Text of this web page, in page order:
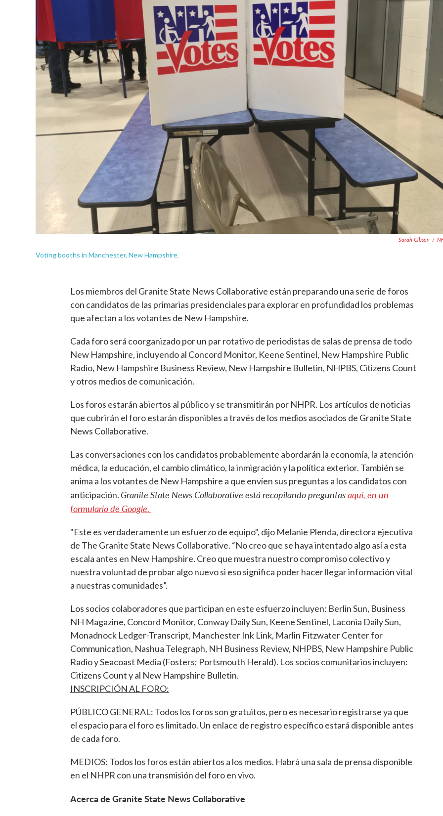
Sarah Gibson /
Voting booths in Manchester, New Hampshire.
Los miembros del Granite State News Collaborative están preparando una serie de foros
con candidatos de las primarias presidenciales para explorar en profundidad los problemas
que afectan a los votantes de New Hampshire.
Cada foro será coorganizado por un par rotativo de periodistas de salas de prensa de todo
New Hampshire, incluyendo al Concord Monitor, Keene Sentinel, New Hampshire Public
Radio, New Hampshire Business Review, New Hampshire Bulletin, NHPBS, Citizens Count
y otros medios de comunicación.
Los foros estarán abiertos al público y se transmitirán por NHPR. Los artículos de noticias
que cubrirán el foro estarán disponibles a través de los medios asociados de Granite State
News Collaborative.
Las conversaciones con los candidatos probablemente abordarán la economía, la atención
médica, la educación, el cambio climático, la inmigración y la política exterior. También se
anima a los votantes de New Hampshire a que envíen sus preguntas a los candidatos con
anticipación. Granite State News Collaborative está recopilando preguntasaquí, en un
formulario de Google.
"Este es verdaderamente un esfuerzo de equipo", dijo Melanie Plenda, directora ejecutiva
de The Granite State News Collaborative. “No creo que se haya intentado algo así a esta
escala antes en New Hampshire. Creo que muestra nuestro compromiso colectivo y
nuestra voluntad de probar algo nuevo si eso significa poder hacer llegar información vital
a nuestras comunidades”.
Los socios colaboradores que participan en este esfuerzo incluyen: Berlin Sun, Business
NH Magazine, Concord Monitor, Conway Daily Sun, Keene Sentinel, Laconia Daily Sun,
Monadnock Ledger-Transcript, Manchester Ink Link, Marlin Fitzwater Center for
Communication, Nashua Telegraph, NH Business Review, NHPBS, New Hampshire Public
Radio y Seacoast Media (Fosters; Portsmouth Herald). Los socios comunitarios incluyen:
Citizens Count y al New Hampshire Bulletin.
INSCRIPCIÓN AL FORO:
PÚBLICO GENERAL: Todos los foros son gratuitos, pero es necesario registrarse ya que
el espacio para el foro es limitado. Un enlace de registro específico estará disponible antes
de cada foro.
MEDIOS: Todos los foros están abiertos a los medios. Habrá una sala de prensa disponible
en el NHPR con una transmisión del foro en vivo.
Acerca de Granite State News Collaborative